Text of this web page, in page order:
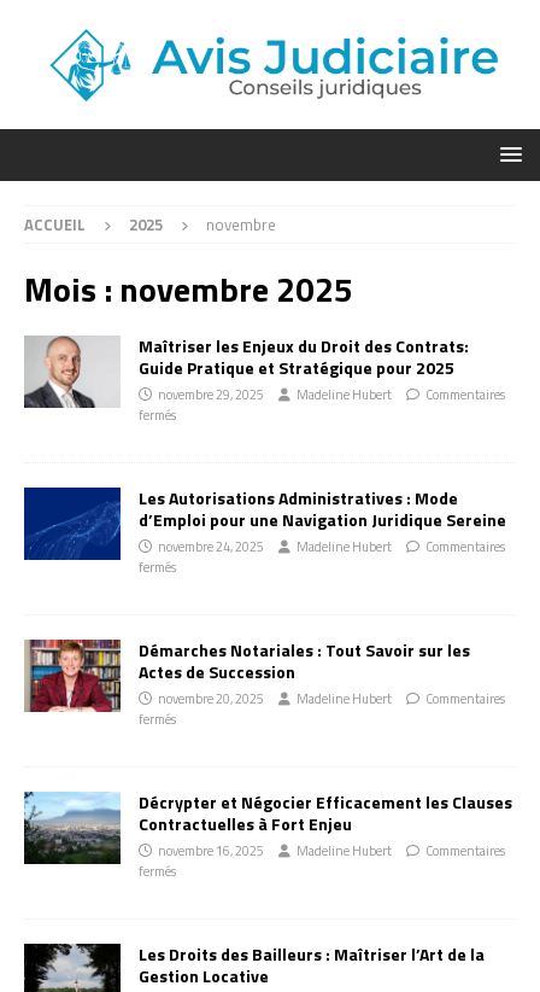
ACCUEIL 2025 novembre
Mois : novembre 2025
Maîtriser les Enjeux du Droit des Contrats:
Guide Pratique et Stratégique pour 2025
novembre 29, 2025 Madeline Hubert
Commentaires
fermés
Les Autorisations Administratives : Mode
d’Emploi pour une Navigation Juridique Sereine
novembre 24, 2025 Madeline Hubert
Commentaires
fermés
Démarches Notariales : Tout Savoir sur les
Actes de Succession
novembre 20, 2025 Madeline Hubert
Commentaires
fermés
Décrypter et Négocier Efficacement les Clauses
Contractuelles à Fort Enjeu
novembre 16, 2025 Madeline Hubert
Commentaires
fermés
Les Droits des Bailleurs : Maîtriser l’Art de la
Gestion Locative